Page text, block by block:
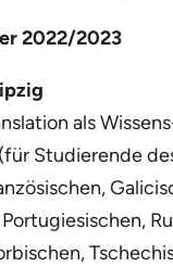
2022/2023
als
Studierende